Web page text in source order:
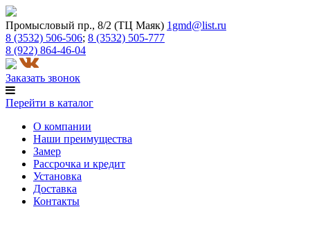
Промысловый пр., 8/2 (ТЦ Маяк) 1gmd@list.ru
8 (3532) 506-506; 8 (3532) 505-777
8 (922) 864-46-04
Заказать звонок
Перейти в каталог
О компании
Наши преимущества
Замер
Рассрочка и кредит
Установка
Доставка
Контакты